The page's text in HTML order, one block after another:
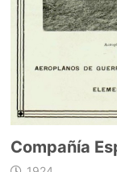
Compañía